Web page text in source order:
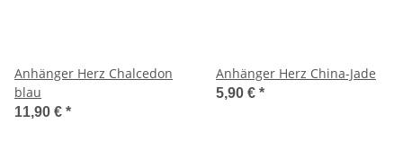
Anhänger Herz Chalcedon
blau
11,90 € *
Anhänger Herz China-Jade
5,90 € *